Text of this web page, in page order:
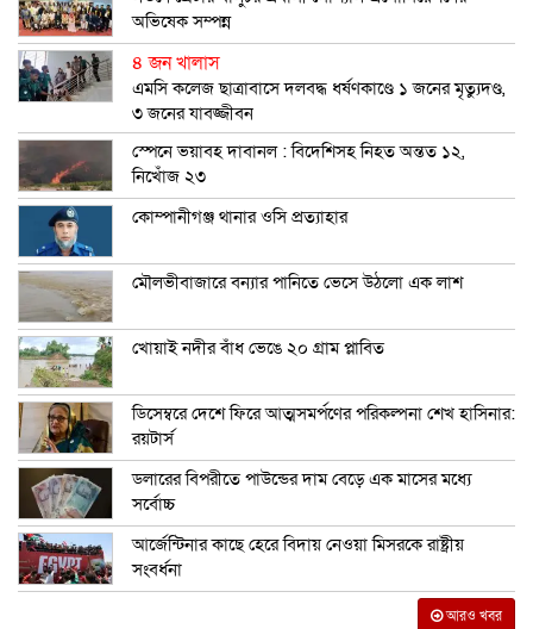
অভিষেক সম্পন্ন
৪ জন খালাস
এমসি কলেজ ছাত্রাবাসে দলবদ্ধ ধর্ষণকাণ্ডে ১ জনের মৃত্যুদণ্ড,
৩ জনের যাবজ্জীবন
স্পেনে ভয়াবহ দাবানল : বিদেশিসহ নিহত অন্তত ১২,
নিখোঁজ ২৩
কোম্পানীগঞ্জ থানার ওসি প্রত্যাহার
মৌলভীবাজারে বন্যার পানিতে ভেসে উঠলো এক লাশ
খোয়াই নদীর বাঁধ ভেঙে ২০ গ্রাম প্লাবিত
ডিসেম্বরে দেশে ফিরে আত্মসমর্পণের পরিকল্পনা শেখ হাসিনার:
রয়টার্স
ডলারের বিপরীতে পাউন্ডের দাম বেড়ে এক মাসের মধ্যে
সর্বোচ্চ
আর্জেন্টিনার কাছে হেরে বিদায় নেওয়া মিসরকে রাষ্ট্রীয়
সংবর্ধনা
আরও খবর